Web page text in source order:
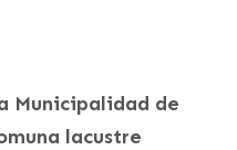
Municipalidad de
lacustre